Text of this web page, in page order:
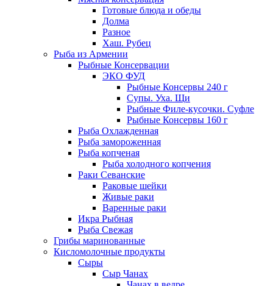
Готовые блюда и обеды
Долма
Разное
Хаш. Рубец
Рыба из Армении
Рыбные Консервации
ЭКО ФУД
Рыбные Консервы 240 г
Супы. Уха. Щи
Рыбные Филе-кусочки. Суфле
Рыбные Консервы 160 г
Рыба Охлажденная
Рыба замороженная
Рыба копченая
Рыба холодного копчения
Раки Севанские
Раковые шейки
Живые раки
Варенные раки
Икра Рыбная
Рыба Свежая
Грибы маринованные
Кисломолочные продукты
Сыры
Сыр Чанах